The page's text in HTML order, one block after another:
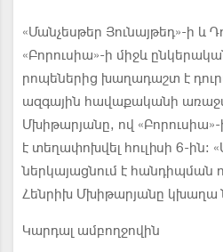
«Մանչեսթեր Յունայթեդ»-ի և
«Բորուսիա»-ի միջև
րոպեներից խաղադաշտ է
ազգային հավաքականի
Մխիթարյանը, ով
է տեղափոխվել հուլիսի 6-ին:
ներկայացնում է հանդիպման
Հենրիխ Մխիթարյանը կխաղա
Կարդալ ամբողջովին